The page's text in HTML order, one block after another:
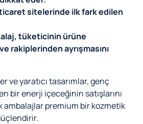
sitelerinde ilk fark edilen
tüketicinin ürüne
rakiplerinden ayrışmasını
ve yaratıcı tasarımlar, genç
bir enerji içeceğinin satışlarını
ambalajlar premium bir kozmetik